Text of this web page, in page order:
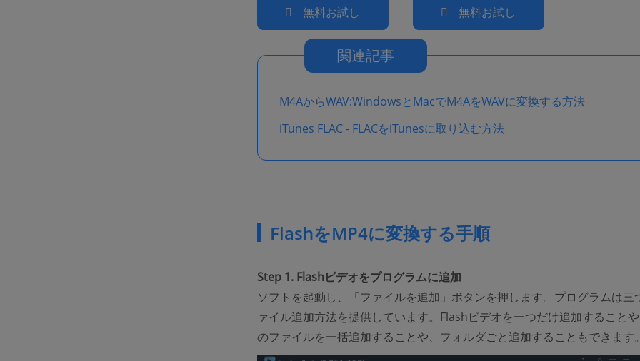
無料お試し 無料お試し
関連記事
M4AからWAV:WindowsとMacでM4AをWAVに変換する方法
iTunes FLAC - FLACをiTunesに取り込む方法
FlashをMP4に変換する手順
Step 1. Flashビデオをプログラムに追加
ソフトを起動し、「ファイルを追加」ボタンを押します。プログラムは三
ァイル追加方法を提供しています。Flashビデオを一つだけ追加すること
のファイルを一括追加することや、フォルダごと追加することもできます